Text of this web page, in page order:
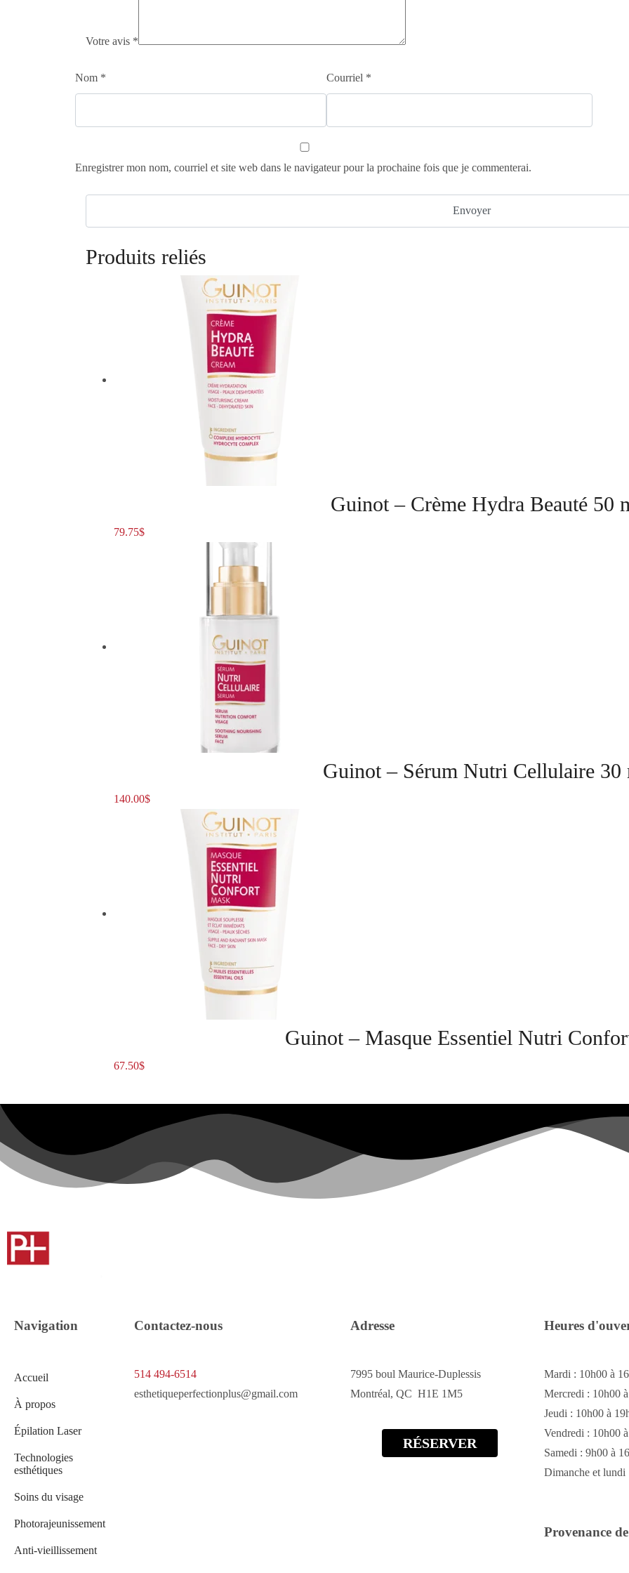
Votre avis *
Nom * Courriel *
Enregistrer mon nom, courriel et site web dans le navigateur pour la prochaine fois que je commenterai.
Produits reliés
Guinot – Crème Hydra Beauté 50
79.75$
Guinot – Sérum Nutri Cellulaire 30
140.00$
Guinot – Masque Essentiel Nutri
67.50$
Navigation
Accueil
À propos
Épilation Laser
Technologies
esthétiques
Soins du visage
Photorajeunissement
Anti-vieillissement
Contactez-nous
514 494-6514
esthetiqueperfectionplus@gmail.com
Adresse
7995 boul Maurice-Duplessis
Montréal, QC H1E 1M5
RÉSERVER
Heures
Mardi : 10h00 à
Mercredi : 10h00
Jeudi : 10h00 à
Vendredi : 10h00
Samedi : 9h00 à
Dimanche et lundi
Provenance